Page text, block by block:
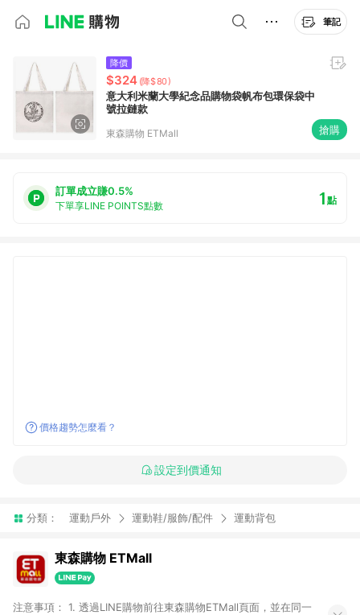
筆記
降價
$324 (降$80)
意大利米蘭大學紀念品購物袋帆布包環保袋中
號拉鏈款
東森購物 ETMall 搶購
訂單成立賺0.5%
下單享LINE POINTS點數 1點
價格趨勢怎麼看？
設定到價通知
分類： 運動戶外 運動鞋/服飾/配件 運動背包
東森購物 ETMall
注意事項： 1. 透過LINE購物前往東森購物ETMall頁面，並在同一